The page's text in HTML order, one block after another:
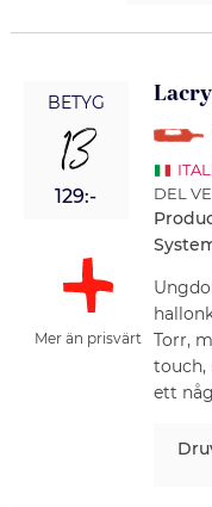
BETYG
13
129:-
Mer än prisvärt
DEL
Torr,
touch,
ett